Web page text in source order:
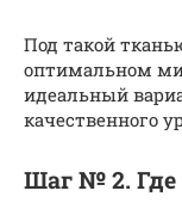
Под такой
оптимальном
идеальный
качественного
Шаг № 2. Где